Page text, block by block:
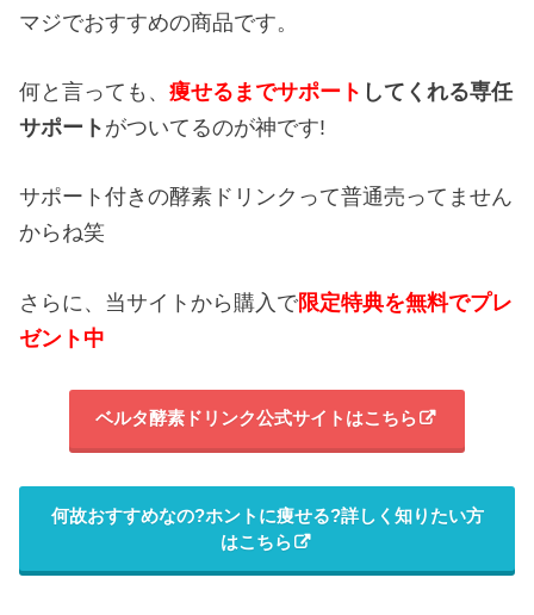
マジでおすすめの商品です。
何と言っても、痩せるまでサポート してくれる専任
サポート がついてるのが神です!
サポート付きの酵素ドリンクって普通売ってません
からね笑
さらに、当サイトから購入で限定特典を無料でプレ
ゼント中
ベルタ酵素ドリンク公式サイトはこちら
何故おすすめなの?ホントに痩せる?詳しく知りたい方
はこちら